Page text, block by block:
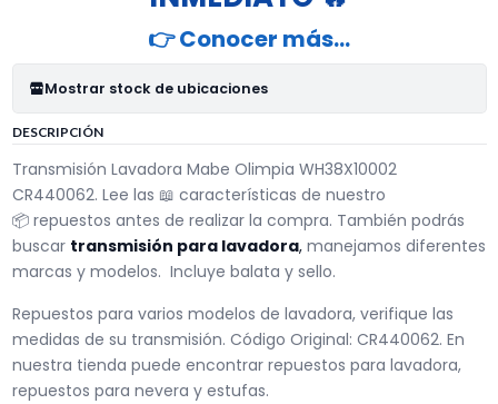
👉 Conocer más…
Mostrar stock de ubicaciones
DESCRIPCIÓN
Transmisión Lavadora Mabe Olimpia WH38X10002
CR440062. Lee las 📖 características de nuestro
📦 repuestos antes de realizar la compra. También podrás
buscar transmisión para lavadora, manejamos diferentes
marcas y modelos. Incluye balata y sello.
Repuestos para varios modelos de lavadora, verifique las
medidas de su transmisión. Código Original: CR440062. En
nuestra tienda puede encontrar repuestos para lavadora,
repuestos para nevera y estufas.